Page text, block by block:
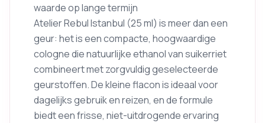
waarde op lange termijn
Atelier Rebul Istanbul (25 ml) is meer dan een
geur: het is een compacte, hoogwaardige
cologne die natuurlijke ethanol van suikerriet
combineert met zorgvuldig geselecteerde
geurstoffen. De kleine flacon is ideaal voor
dagelijks gebruik en reizen, en de formule
biedt een frisse, niet-uitdrogende ervaring